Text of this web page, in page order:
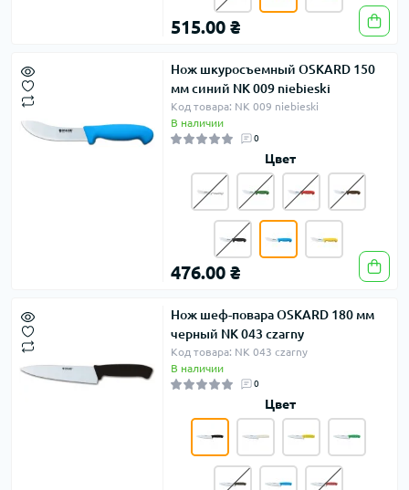
515.00 ₴
Нож шкуросъемный OSKARD 150
мм синий NK 009 niebieski
Код товара: NK 009 niebieski
В наличии
0
Цвет
476.00 ₴
Нож шеф-повара OSKARD 180 мм
черный NK 043 czarny
Код товара: NK 043 czarny
В наличии
0
Цвет